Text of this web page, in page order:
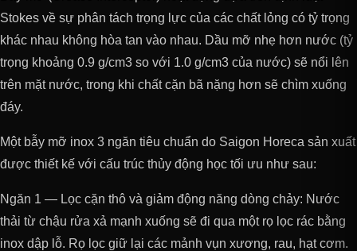
Stokes về sự phân tách trọng lực của các chất lỏng có tỷ trọng
khác nhau không hòa tan vào nhau. Dầu mỡ nhẹ hơn nước (tỷ
trọng khoảng 0.9 g/cm3 so với 1.0 g/cm3 của nước) sẽ nổi lên
trên mặt nước, trong khi chất cặn bã nặng hơn sẽ chìm xuống
đáy.
Một bẫy mỡ inox 3 ngăn tiêu chuẩn do Saigon Horeca sản xuất
được thiết kế với cấu trúc thủy động học tối ưu như sau:
Ngăn 1 — Lọc cặn thô và giảm động năng dòng chảy: Nước
thải từ chậu rửa xả mạnh xuống sẽ đi qua một rọ lọc rác bằng
inox dập lỗ. Rọ lọc giữ lại các mảnh vụn xương, rau, hạt cơm.